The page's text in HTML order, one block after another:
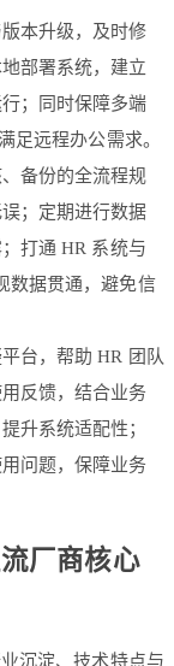
本升级，及时修
部署系统，建立
；同时保障多端
足远程办公需求。
备份的全流程规
；定期进行数据
打通 HR 系统与
数据贯通，避免信
台，帮助 HR 团队
反馈，结合业务
升系统适配性；
问题，保障业务
厂商核心
沉淀、技术特点与